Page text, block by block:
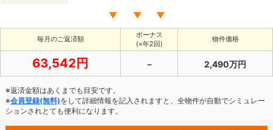
毎月のご返済額
ボーナス
(×年2回)
物件価格
63,542円 － 2,490万円
※返済金額はあくまでも目安です。
※会員登録(無料)をして詳細情報を記入されますと、全物件が自動でシミュレー
ションされとても便利になります。